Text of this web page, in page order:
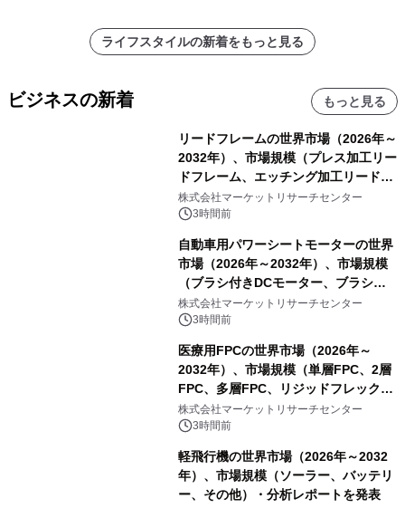
ライフスタイルの新着をもっと見る
ビジネスの新着 もっと見る
リードフレームの世界市場（2026年～
2032年）、市場規模（プレス加工リー
ドフレーム、エッチング加工リードフ
レーム）・分析レポートを発表
株式会社マーケットリサーチセンター
3時間前
自動車用パワーシートモーターの世界
市場（2026年～2032年）、市場規模
（ブラシ付きDCモーター、ブラシレ
スDCモーター）・分析レポートを発
表
株式会社マーケットリサーチセンター
3時間前
医療用FPCの世界市場（2026年～
2032年）、市場規模（単層FPC、2層
FPC、多層FPC、リジッドフレックス
PCB）・分析レポートを発表
株式会社マーケットリサーチセンター
3時間前
軽飛行機の世界市場（2026年～2032
年）、市場規模（ソーラー、バッテリ
ー、その他）・分析レポートを発表